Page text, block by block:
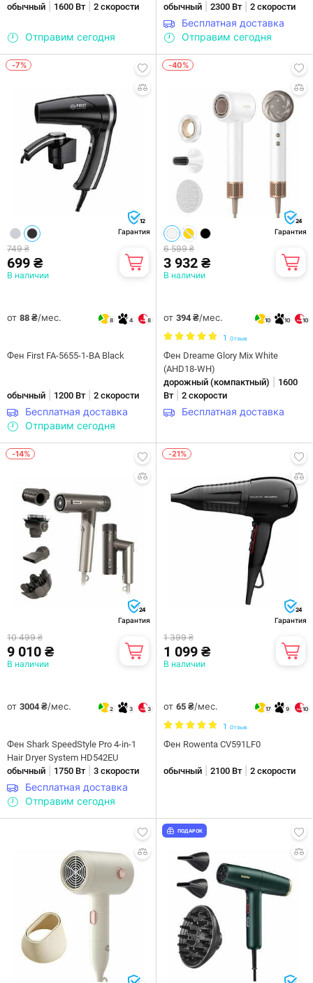
обычный
1600 Вт| 2 скорости
Отправим сегодня
обычный
2300 Вт| 2 скорости
Бесплатная доставка
Отправим сегодня
-7%
12
Гарантия
749 ₴
699 ₴
В наличии
от 88 ₴/мес. 8 4 8
Фен First FA-5655-1-BA Black
обычный 1200 Вт| 2 скорости
Бесплатная доставка
Отправим сегодня
-40%
24
Гарантия
6 599 ₴
3 932 ₴
В наличии
от 394 ₴/мес. 10 10 10
1 Отзыв
Фен Dreame Glory Mix White
(AHD18-WH)
дорожный (компактный)
1600
Вт| 2 скорости
Бесплатная доставка
-14%
24
Гарантия
10 499 ₴
9 010 ₴
В наличии
от 3004 ₴/мес. 2 3 3
Фен Shark SpeedStyle Pro 4-in-1
Hair Dryer System HD542EU
обычный
1750 Вт| 3 скорости
Бесплатная доставка
Отправим сегодня
-21%
24
Гарантия
1 399 ₴
1 099 ₴
В наличии
от 65 ₴/мес. 17 9 10
1 Отзыв
Фен Rowenta CV591LF0
обычный 2100 Вт| 2 скорости
ПОДАРОК